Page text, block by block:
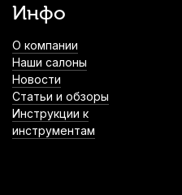
Инфо
О компании
Наши салоны
Новости
Статьи и обзоры
Инструкции к
инструментам